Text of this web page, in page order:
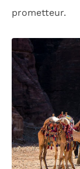
prometteur.